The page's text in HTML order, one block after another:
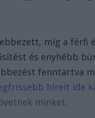
míg a férfi
és enyhébb
fenntartva
híreit ide
minket.